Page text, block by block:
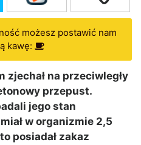
możesz postawić nam
kawę:
zjechał na przeciwległy
przepust.
jego stan
w organizmie 2,5
posiadał zakaz